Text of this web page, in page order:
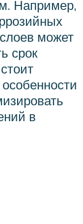
Например,
может
срок
в